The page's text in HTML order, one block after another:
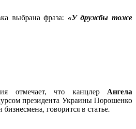
выбрана фраза: «У дружбы тоже
отмечает, что канцлер Ангела
президента Украины Порошенко
бизнесмена, говорится в статье.